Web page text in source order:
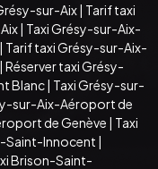
sur-Aix| Tarif taxi
| Taxi Grésy-sur-Aix-
| Tarif taxi Grésy-sur-Aix-
| Réserver taxi Grésy-
Blanc| Taxi Grésy-sur-
sur-Aix-Aéroport de
de Genève | Taxi
Saint-Innocent |
Brison-Saint-